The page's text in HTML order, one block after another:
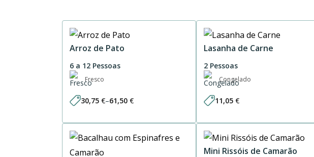
Arroz de Pato
6 a 12 Pessoas
Fresco
30,75 €–61,50 €
Price
30,75 €
61,50 €
Lasanha de Carne
2 Pessoas
Congelado
11,05 €
Mini Rissóis de Camarão